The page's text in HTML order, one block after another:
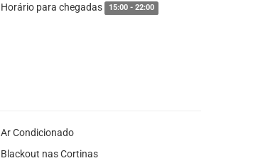
Horário para chegadas 15:00 - 22:00
Ar Condicionado
Blackout nas Cortinas